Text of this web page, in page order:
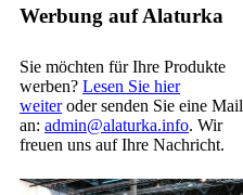
Werbung auf Alaturka
Sie möchten für Ihre Produkte
werben? Lesen Sie hier
weiteroder senden Sie eine Mail
an: admin@alaturka.info. Wir
freuen uns auf Ihre Nachricht.